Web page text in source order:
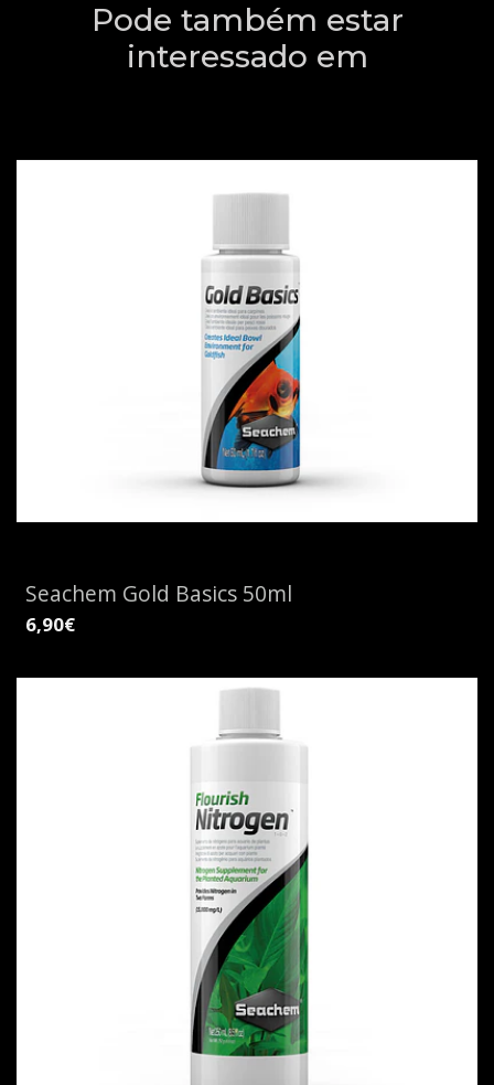
Pode também estar
interessado em
Seachem Gold Basics 50ml
6,90€